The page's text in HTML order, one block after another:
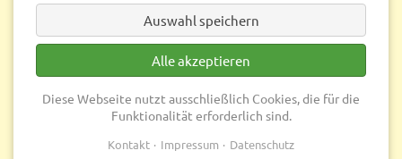
Auswahl speichern
Alle akzeptieren
Diese Webseite nutzt ausschließlich Cookies, die für die
Funktionalität erforderlich sind.
Kontakt Impressum Datenschutz